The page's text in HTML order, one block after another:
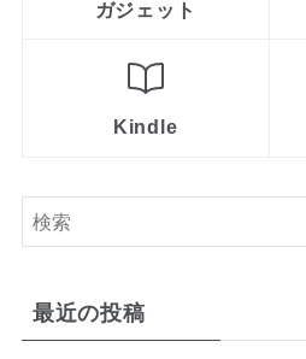
ガジェット
Kindle
最近の投稿